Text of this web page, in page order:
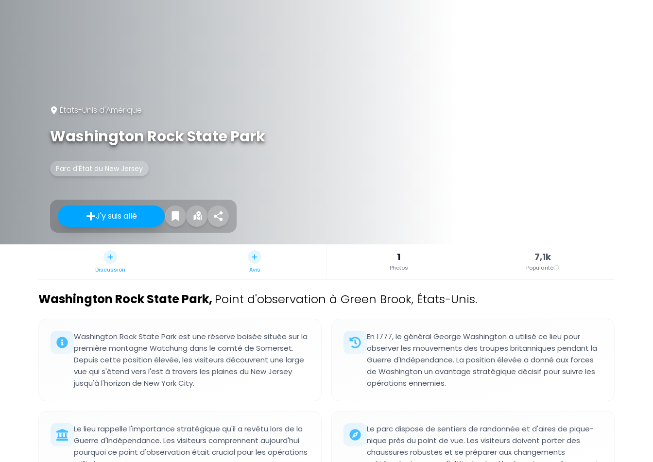
États-Unis d'Amérique
Washington Rock State Park
Parc d'État du New Jersey
J'y suis allé
Discussion Avis
1
Photos
7,1k
Popularité
Washington Rock State Park, Point d'observation à Green Brook, États-Unis.
Washington Rock State Park est une réserve boisée située sur la
première montagne Watchung dans le comté de Somerset.
Depuis cette position élevée, les visiteurs découvrent une large
vue qui s'étend vers l'est à travers les plaines du New Jersey
jusqu'à l'horizon de New York City.
En 1777, le général George Washington a utilisé ce lieu pour
observer les mouvements des troupes britanniques pendant la
Guerre d'Indépendance. La position élevée a donné aux forces
de Washington un avantage stratégique décisif pour suivre les
opérations ennemies.
Le lieu rappelle l'importance stratégique qu'il a revêtu lors de la
Guerre d'Indépendance. Les visiteurs comprennent aujourd'hui
pourquoi ce point d'observation était crucial pour les opérations
Le parc dispose de sentiers de randonnée et d'aires de pique-
nique près du point de vue. Les visiteurs doivent porter des
chaussures robustes et se préparer aux changements